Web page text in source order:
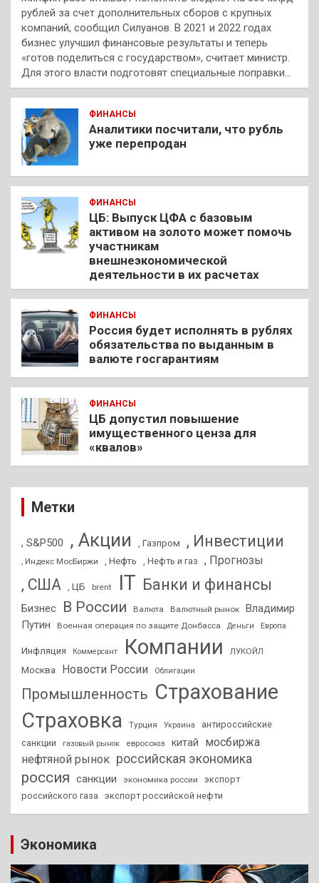
рублей за счет дополнительных сборов с крупных
компаний, сообщил Силуанов. В 2021 и 2022 годах
бизнес улучшил финансовые результаты и теперь
«готов поделиться с государством», считает министр.
Для этого власти подготовят специальные поправки…
ФИНАНСЫ
Аналитики посчитали, что рубль
уже перепродан
ФИНАНСЫ
ЦБ: Выпуск ЦФА с базовым
активом на золото может помочь
участникам
внешнеэкономической
деятельности в их расчетах
ФИНАНСЫ
Россия будет исполнять в рублях
обязательства по выданным в
валюте госгарантиям
ФИНАНСЫ
ЦБ допустил повышение
имущественного ценза для
«квалов»
Метки
, S&P500 , Акции , Газпром , Инвестиции
, Индекс МосБиржи , Нефть , Нефть и газ , Прогнозы
, США , ЦБ brent IT Банки и финансы
Бизнес В России Валюта Валютный рынок
Владимир
Путин
Военная операция по защите Донбасса Деньги Европа
Инфляция Коммерсант Компании ЛУКОЙЛ
Москва Новости России Облигации
Промышленность Страхование
Страховка
Турция Украина
антироссийские
санкции
газовый рынок евросоюз китай
мосбиржа
нефтяной рынок российская экономика
россия санкции экономика россии
экспорт
российского газа
экспорт российской нефти
Экономика